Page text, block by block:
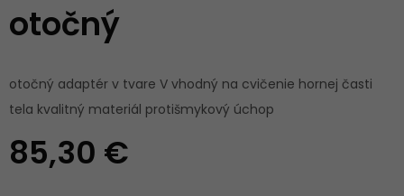
otočný
otočný adaptér v tvare V vhodný na cvičenie hornej časti
tela kvalitný materiál protišmykový úchop
85,30 €